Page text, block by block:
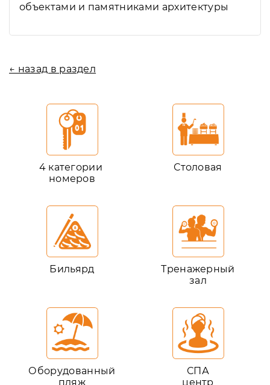
объектами и памятниками архитектуры
← назад в раздел
4 категории
номеров
Столовая
Бильярд
Тренажерный
зал
Оборудованный
пляж
СПА
центр